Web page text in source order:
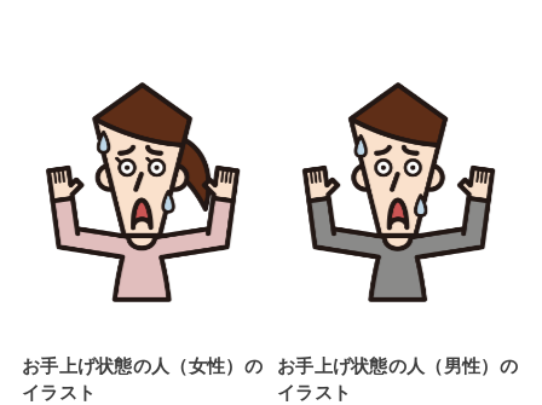
お手上げ状態の人（女性）の
イラスト
お手上げ状態の人（男性）の
イラスト